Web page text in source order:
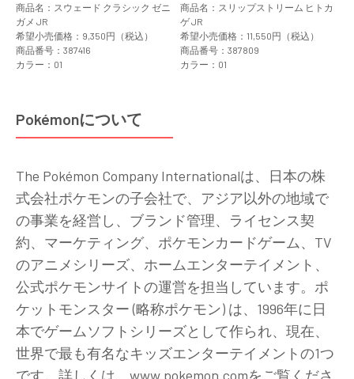
商品名：スウェード クラシック ゼニ
ガメ JR
希望小売価格：9,350円（税込）
商品番号：387416
カラー：01
商品名：スリップストリーム ヒトカ
ゲ JR
希望小売価格：11,550円（税込）
商品番号：387809
カラー：01
Pokémonについて
The Pokémon Company Internationalは、日本の株
式会社ポケモンの子会社で、アジア以外の地域で
の事業を経営し、ブランド管理、ライセンス契
約、マーケティング、ポケモンカードゲーム、TV
のアニメシリーズ、ホームエンターテイメント、
公式ポケモンサイトの運営を担当しています。ポ
ケットモンスター (略称ポケモン) は、1996年に日
本でゲームソフトシリーズとして作られ、現在、
世界で最も有名なキッズエンターテイメントの1つ
です。詳しくは、www.pokemon.comをご覧くださ